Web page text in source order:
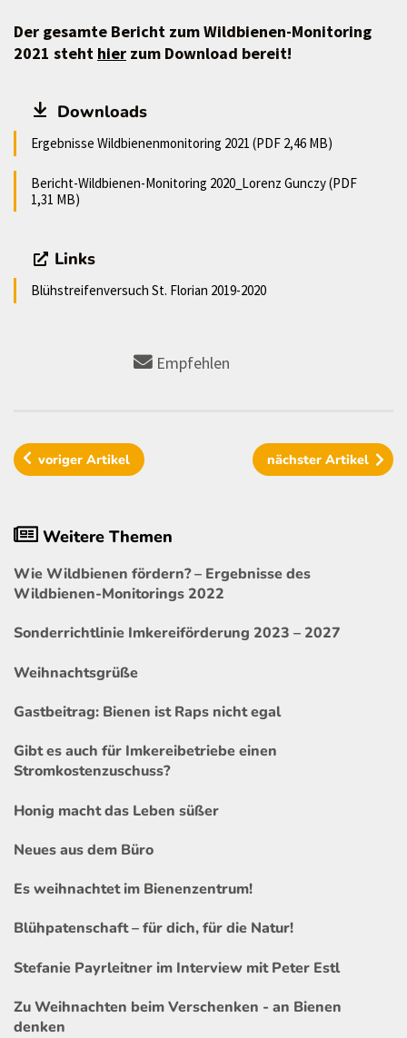
Der gesamte Bericht zum Wildbienen-Monitoring
2021 steht hier zum Download bereit!
Downloads
Ergebnisse Wildbienenmonitoring 2021 (PDF 2,46 MB)
Bericht-Wildbienen-Monitoring 2020_Lorenz Gunczy (PDF
1,31 MB)
Links
Blühstreifenversuch St. Florian 2019-2020
Empfehlen
vorigerArtikel nächster Artikel
Weitere Themen
Wie Wildbienen fördern? – Ergebnisse des
Wildbienen-Monitorings 2022
Sonderrichtlinie Imkereiförderung 2023 – 2027
Weihnachtsgrüße
Gastbeitrag: Bienen ist Raps nicht egal
Gibt es auch für Imkereibetriebe einen
Stromkostenzuschuss?
Honig macht das Leben süßer
Neues aus dem Büro
Es weihnachtet im Bienenzentrum!
Blühpatenschaft – für dich, für die Natur!
Stefanie Payrleitner im Interview mit Peter Estl
Zu Weihnachten beim Verschenken - an Bienen
denken